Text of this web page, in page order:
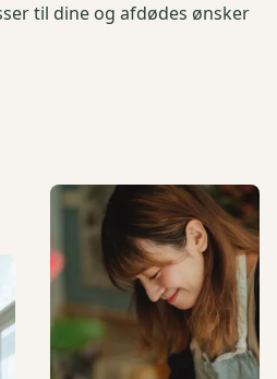
til dine og afdødes ønsker